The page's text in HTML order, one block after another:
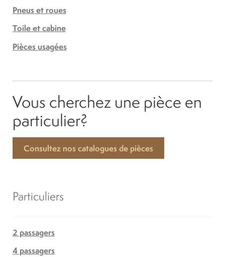
Pneus et roues
Toile et cabine
Pièces usagées
Vous cherchez une pièce en
particulier?
Consultez nos catalogues de pièces
Particuliers
2 passagers
4 passagers